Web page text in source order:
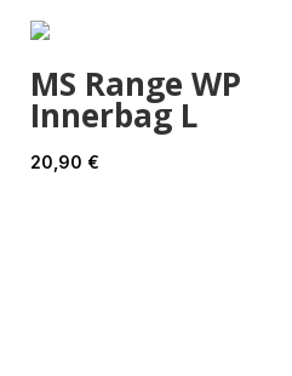
MS Range WP
Innerbag L
20,90 €